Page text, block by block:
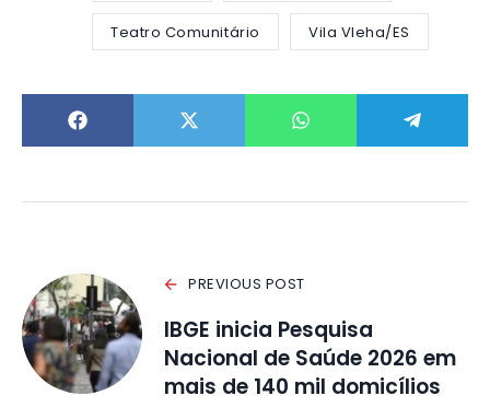
Teatro Comunitário Vila Vleha/ES
PREVIOUS POST
IBGE inicia Pesquisa
Nacional de Saúde 2026 em
mais de 140 mil domicílios